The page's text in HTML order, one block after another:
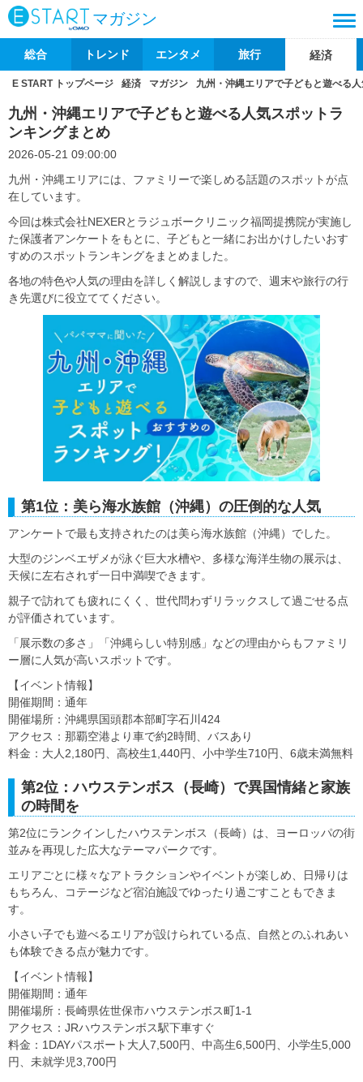
マガジン
総合 トレンド エンタメ 旅行 経済
E START トップページ 経済 マガジン 九州・沖縄エリアで子どもと遊べる
九州・沖縄エリアで子どもと遊べる人気スポットラ
ンキングまとめ
2026-05-21 09:00:00
九州・沖縄エリアには、ファミリーで楽しめる話題のスポットが点
在しています。
今回は株式会社NEXERとラジュボークリニック福岡提携院が実施し
た保護者アンケートをもとに、子どもと一緒にお出かけしたいおす
すめのスポットランキングをまとめました。
各地の特色や人気の理由を詳しく解説しますので、週末や旅行の行
き先選びに役立ててください。
第1位：美ら海水族館（沖縄）の圧倒的な人気
アンケートで最も支持されたのは美ら海水族館（沖縄）でした。
大型のジンベエザメが泳ぐ巨大水槽や、多様な海洋生物の展示は、
天候に左右されず一日中満喫できます。
親子で訪れても疲れにくく、世代問わずリラックスして過ごせる点
が評価されています。
「展示数の多さ」「沖縄らしい特別感」などの理由からもファミリ
ー層に人気が高いスポットです。
【イベント情報】
開催期間：通年
開催場所：沖縄県国頭郡本部町字石川424
アクセス：那覇空港より車で約2時間、バスあり
料金：大人2,180円、高校生1,440円、小中学生710円、6歳未満無料
第2位：ハウステンボス（長崎）で異国情緒と家族
の時間を
第2位にランクインしたハウステンボス（長崎）は、ヨーロッパの街
並みを再現した広大なテーマパークです。
エリアごとに様々なアトラクションやイベントが楽しめ、日帰りは
もちろん、コテージなど宿泊施設でゆったり過ごすこともできま
す。
小さい子でも遊べるエリアが設けられている点、自然とのふれあい
も体験できる点が魅力です。
【イベント情報】
開催期間：通年
開催場所：長崎県佐世保市ハウステンボス町1-1
アクセス：JRハウステンボス駅下車すぐ
料金：1DAYパスポート大人7,500円、中高生6,500円、小学生5,000
円、未就学児3,700円